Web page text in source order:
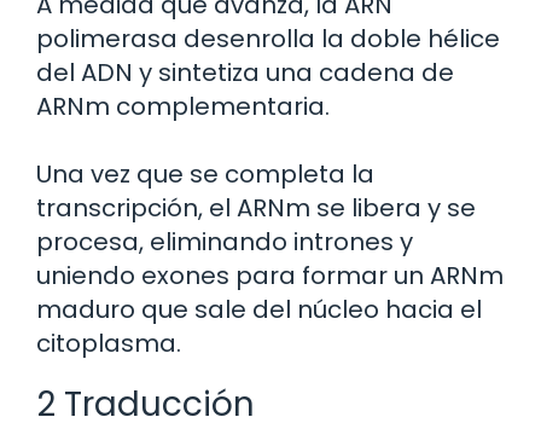
polimerasa desenrolla la doble hélice
del ADN y sintetiza una cadena de
ARNm complementaria.
Una vez que se completa la
transcripción, el ARNm se libera y se
procesa, eliminando intrones y
uniendo exones para formar un ARNm
maduro que sale del núcleo hacia el
citoplasma.
2 Traducción